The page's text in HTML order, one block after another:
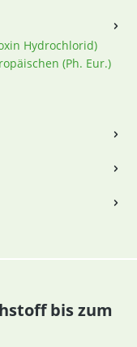
Hydrochlorid)
(Ph. Eur.)
bis zum